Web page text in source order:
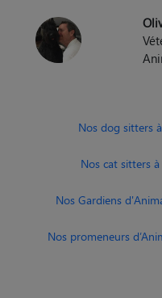
Nos dog sitters
Nos cat sitters
Nos Gardiens
Nos promeneurs